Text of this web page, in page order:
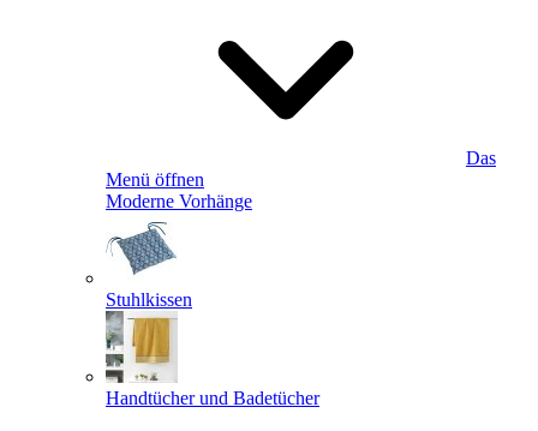
Das
Menü öffnen
Moderne Vorhänge
Stuhlkissen
Handtücher und Badetücher